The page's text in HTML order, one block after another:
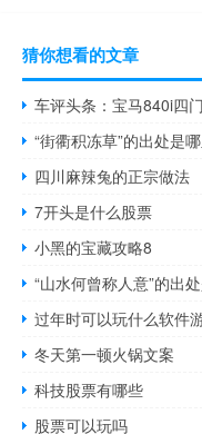
猜你想看的文章
车评头条：宝马840i四
“街衢积冻草”的出处是
四川麻辣兔的正宗做法
7开头是什么股票
小黑的宝藏攻略8
“山水何曾称人意”的出
过年时可以玩什么软件
冬天第一顿火锅文案
科技股票有哪些
股票可以玩吗